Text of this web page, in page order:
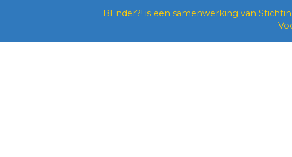
BEnder?! is een samenwerking van